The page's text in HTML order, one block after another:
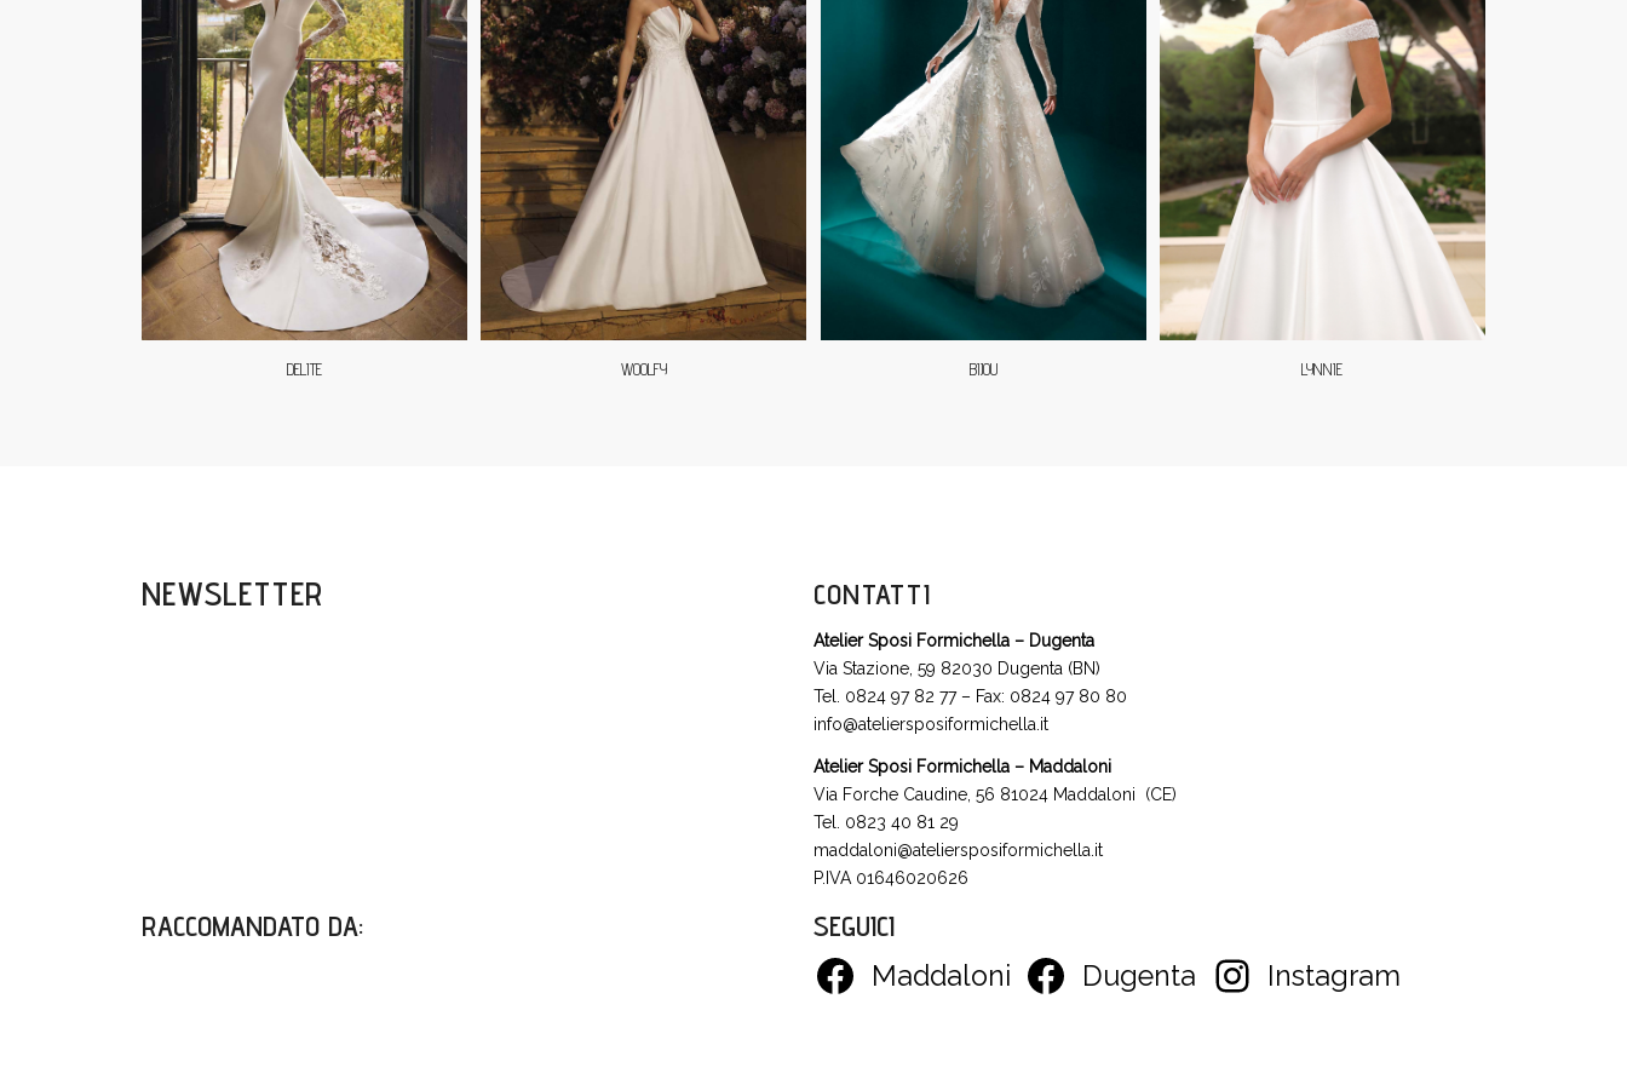
DELITE WOOLFY BIJOU LYNNIE
NEWSLETTER CONTATTI
Atelier Sposi Formichella – Dugenta
Via Stazione, 59 82030 Dugenta (BN)
Tel. 0824 97 82 77 – Fax: 0824 97 80 80
info@ateliersposiformichella.it
Atelier Sposi Formichella – Maddaloni
Via Forche Caudine, 56 81024 Maddaloni (CE)
Tel. 0823 40 81 29
maddaloni@ateliersposiformichella.it
P.IVA 01646020626
RACCOMANDATO DA: SEGUICI
Maddaloni Dugenta Instagram